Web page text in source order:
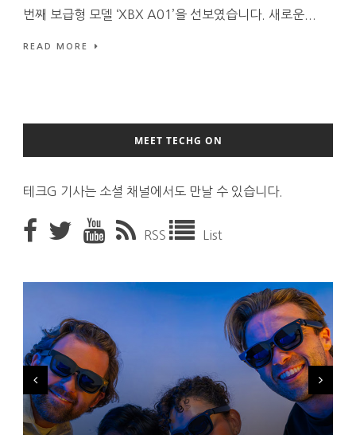
번째 보급형 모델 ‘XBX A01’을 선보였습니다. 새로운...
READ MORE
MEET TECHG ON
테크G 기사는 소셜 채널에서도 만날 수 있습니다.
RSS List